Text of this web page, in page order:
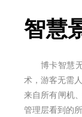
智慧
博卡智慧
术，游客无需
来自所有闸机
管理层看到的